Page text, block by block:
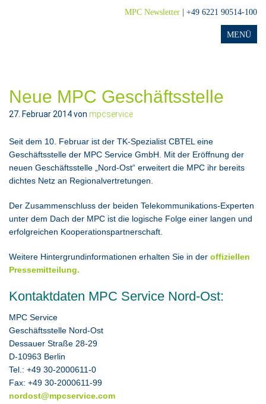
MPC Newsletter | +49 6221 90514-100
Neue MPC Geschäftsstelle
27. Februar 2014von mpcservice
Seit dem 10. Februar ist der TK-Spezialist CBTEL eine
Geschäftsstelle der MPC Service GmbH. Mit der Eröffnung der
neuen Geschäftsstelle „Nord-Ost“ erweitert die MPC ihr bereits
dichtes Netz an Regionalvertretungen.
Der Zusammenschluss der beiden Telekommunikations-Experten
unter dem Dach der MPC ist die logische Folge einer langen und
erfolgreichen Kooperationspartnerschaft.
Weitere Hintergrundinformationen erhalten Sie in der offiziellen
Pressemitteilung.
Kontaktdaten MPC Service Nord-Ost:
MPC Service
Geschäftsstelle Nord-Ost
Dessauer Straße 28-29
D-10963 Berlin
Tel.: +49 30-2000611-0
Fax: +49 30-2000611-99
nordost@mpcservice.com